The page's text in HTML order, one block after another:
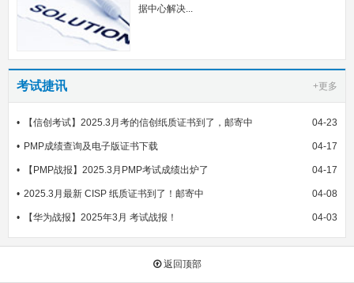
据中心解决...
考试捷讯 +更多
【信创考试】2025.3月考的信创纸质证书到了，邮寄中 04-23
PMP成绩查询及电子版证书下载 04-17
【PMP战报】2025.3月PMP考试成绩出炉了 04-17
2025.3月最新 CISP 纸质证书到了！邮寄中 04-08
【华为战报】2025年3月 考试战报！ 04-03
返回顶部